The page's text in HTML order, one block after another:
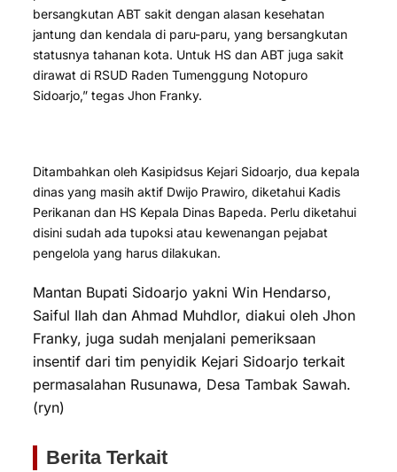
bersangkutan ABT sakit dengan alasan kesehatan
jantung dan kendala di paru-paru, yang bersangkutan
statusnya tahanan kota. Untuk HS dan ABT juga sakit
dirawat di RSUD Raden Tumenggung Notopuro
Sidoarjo,” tegas Jhon Franky.
Ditambahkan oleh Kasipidsus Kejari Sidoarjo, dua kepala
dinas yang masih aktif Dwijo Prawiro, diketahui Kadis
Perikanan dan HS Kepala Dinas Bapeda. Perlu diketahui
disini sudah ada tupoksi atau kewenangan pejabat
pengelola yang harus dilakukan.
Mantan Bupati Sidoarjo yakni Win Hendarso,
Saiful Ilah dan Ahmad Muhdlor, diakui oleh Jhon
Franky, juga sudah menjalani pemeriksaan
insentif dari tim penyidik Kejari Sidoarjo terkait
permasalahan Rusunawa, Desa Tambak Sawah.
(ryn)
Berita Terkait